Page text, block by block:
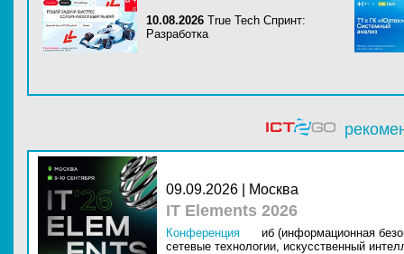
10.08.2026 True Tech Спринт:
Разработка
09.09.2026 | Москва
IT Elements 2026
Конференция
иб (информационная
сетевые технологии, искусственный